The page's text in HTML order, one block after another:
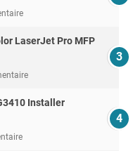
LaserJet Pro MFP
Installer